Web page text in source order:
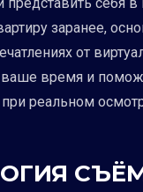
заранее,
от
время и
реальном